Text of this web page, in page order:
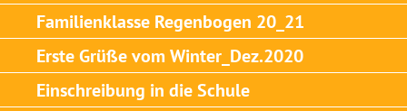
Familienklasse Regenbogen 20_21
Erste Grüße vom Winter_Dez.2020
Einschreibung in die Schule